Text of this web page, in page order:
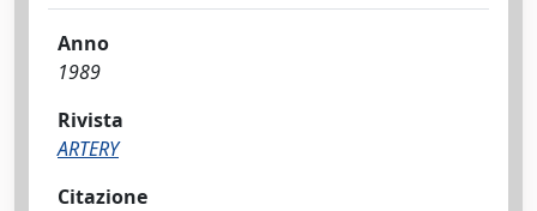
Anno
1989
Rivista
ARTERY
Citazione